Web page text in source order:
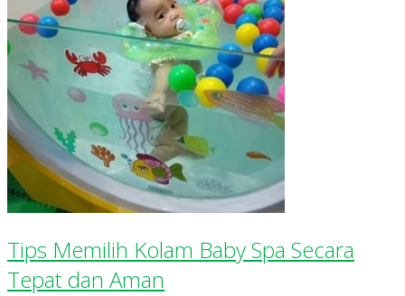
Tips Memilih Kolam Baby Spa Secara
Tepat dan Aman